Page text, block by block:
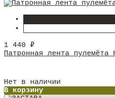
1 440 ₽
Патронная лента
Нет в наличии
В корзину